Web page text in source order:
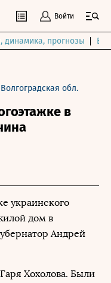
Войти
динамика, прогнозы
Волгоградская обл.
в
украинского
дом в
Андрей
Хохолова. Были